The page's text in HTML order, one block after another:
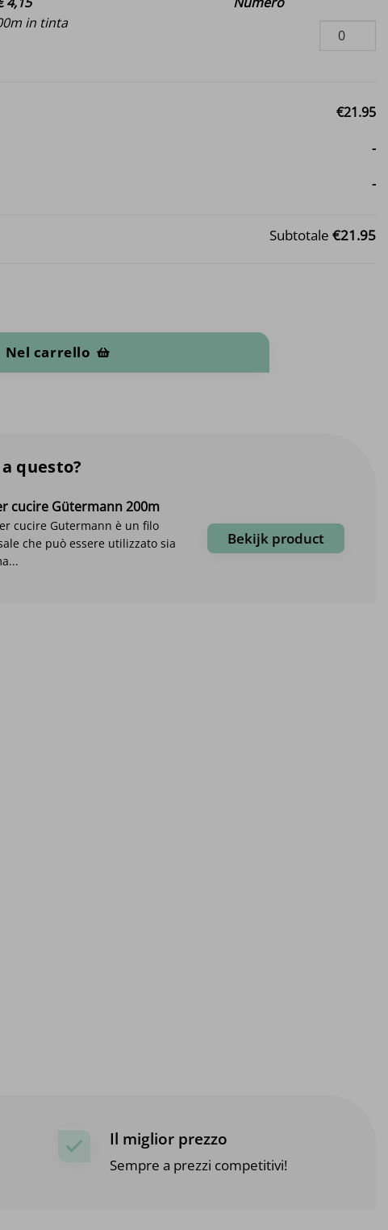
in tinta
€21.95
-
-
Subtotale €21.95
Nel carrello
questo?
cucire Gütermann 200m
cucire Gutermann è un filo
che può essere utilizzato sia
Bekijk product
Il miglior prezzo
Sempre a prezzi competitivi!